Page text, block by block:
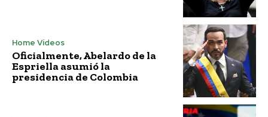
Home Vídeos
Oficialmente, Abelardo de la
Espriella asumió la
presidencia de Colombia